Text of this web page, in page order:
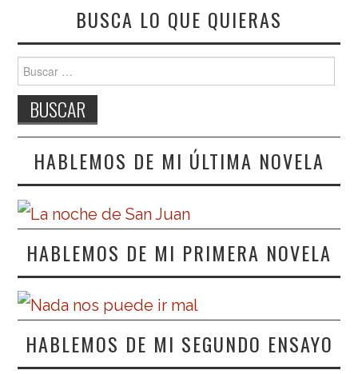
BUSCA LO QUE QUIERAS
Buscar:
HABLEMOS DE MI ÚLTIMA NOVELA
HABLEMOS DE MI PRIMERA NOVELA
HABLEMOS DE MI SEGUNDO ENSAYO